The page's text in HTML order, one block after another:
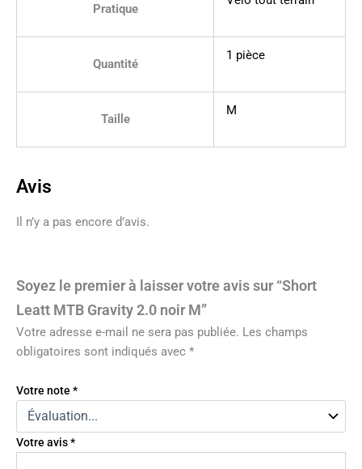
Pratique
Quantité
1 pièce
Taille
M
Avis
Il n’y a pas encore d’avis.
Soyez le premier à laisser votre avis sur “Short
Leatt MTB Gravity 2.0 noir M”
Votre adresse e-mail ne sera pas publiée. Les champs
obligatoires sont indiqués avec *
Votre note *
Votre avis*